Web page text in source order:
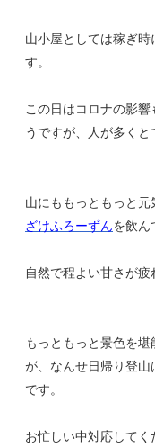
山小屋としては稼ぎ
す。
この日はコロナの影
うですが、人が多くと
山にももっともっと元
ざけふろーずんを飲ん
自然で程よい甘さが疲
もっともっと景色を
が、なんせ日帰り登
です。
お忙しい中対応して